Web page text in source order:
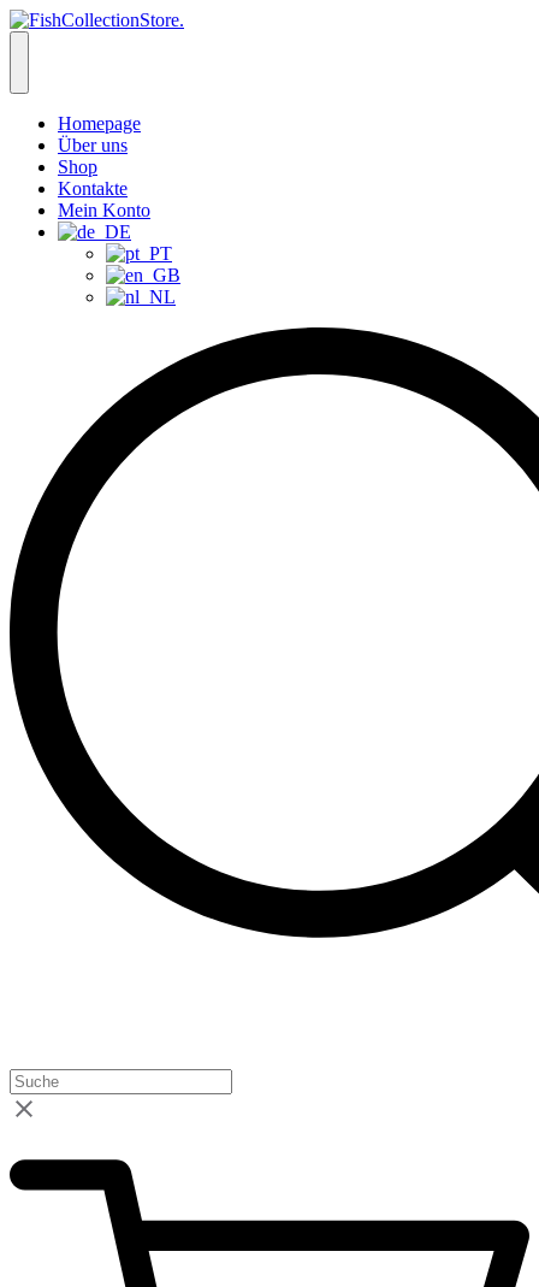
Homepage
Über uns
Shop
Kontakte
Mein Konto